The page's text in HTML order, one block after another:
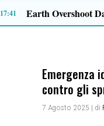
13:43
Emergenza
contro gli
7 Agosto 2025 | di